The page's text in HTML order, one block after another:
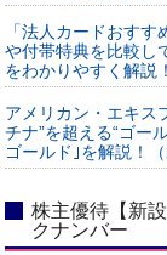
「法人カードおす
や付帯特典を比較し
をわかりやすく解説
アメリカン・エキス
チナ”を超える“ゴー
ゴールド｣を解説！
株主優待【新
クナンバー